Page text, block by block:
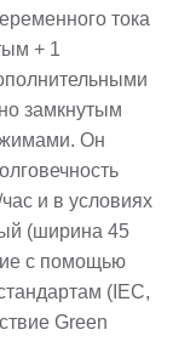
тока
+ 1
замкнутым
Он
и в условиях
(ширина 45
с помощью
(IEC,
Green